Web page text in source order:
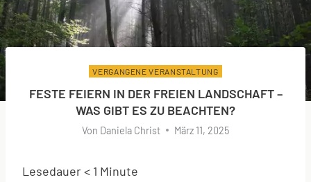
VERGANGENE VERANSTALTUNG
FESTE FEIERN IN DER FREIEN LANDSCHAFT –
WAS GIBT ES ZU BEACHTEN?
Von Daniela Christ März 11, 2025
Lesedauer< 1 Minute